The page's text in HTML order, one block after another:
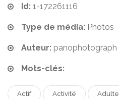
Id: 1-172261116
Type de média: Photos
Auteur: panophotograph
Mots-clés:
Actif Activité Adulte